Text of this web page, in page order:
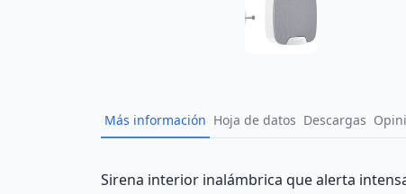
Más información Hoja de datos Descargas
Description
Sirena interior inalámbrica que alerta